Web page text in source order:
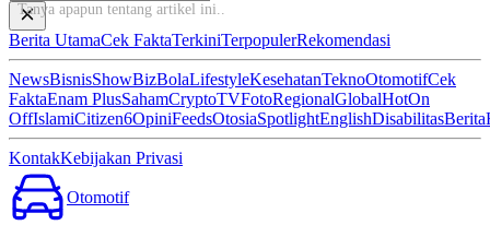
Tanya apapun tentang artik
Berita UtamaCek FaktaTerkiniTerpopulerRekomendasi
NewsBisnisShowBizBolaLifestyleKesehatanTeknoOtomotifCek
FaktaEnam PlusSahamCryptoTVFotoRegionalGlobalHotOn
OffIslamiCitizen6OpiniFeedsOtosiaSpotlightEnglishDisabilitasBerita
KontakKebijakan Privasi
Otomotif